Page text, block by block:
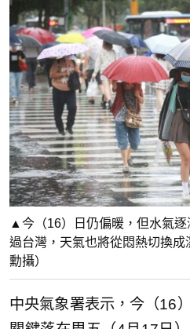
▲今（16）日仍偏暖，但水氣
過台灣，天氣也將從悶熱切換
勳攝）
中央氣象署表示，今（16